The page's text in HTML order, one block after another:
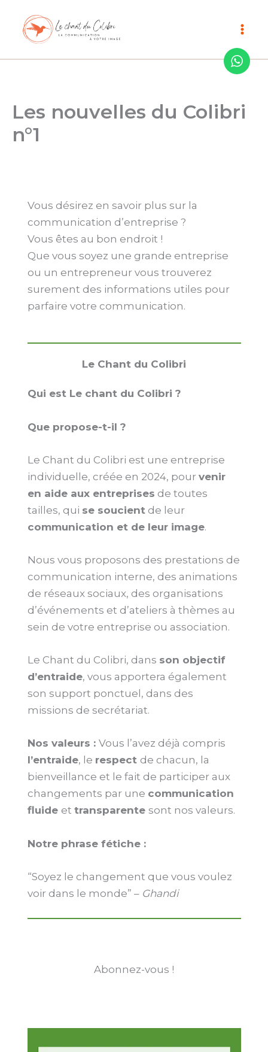
contenu
Les nouvelles du Colibri
n°1
Vous désirez en savoir plus sur la
communication d’entreprise ?
Vous êtes au bon endroit !
Que vous soyez une grande entreprise
ou un entrepreneur vous trouverez
surement des informations utiles pour
parfaire votre communication.
Le Chant du Colibri
Qui est Le chant du Colibri ?
Que propose-t-il ?
Le Chant du Colibri est une entreprise
individuelle, créée en 2024, pour venir
en aide aux entreprises de toutes
tailles, qui se soucientde leur
communication et de leur image.
Nous vous proposons des prestations de
communication interne, des animations
de réseaux sociaux, des organisations
d’événements et d’ateliers à thèmes au
sein de votre entreprise ou association.
Le Chant du Colibri, dans son objectif
d’entraide, vous apportera également
son support ponctuel, dans des
missions de secrétariat.
Nos valeurs : Vous l’avez déjà compris
l’entraide, le respect de chacun, la
bienveillance et le fait de participer aux
changements par une communication
fluide et transparente sont nos valeurs.
Notre phrase fétiche :
“Soyez le changement que vous voulez
voir dans le monde” – Ghandi
Abonnez-vous !